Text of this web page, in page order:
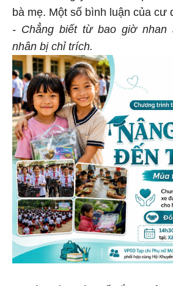
bà mẹ. Một số bình luận của cư
- Chẳng biết từ bao giờ nhan
nhân bị chỉ trích.